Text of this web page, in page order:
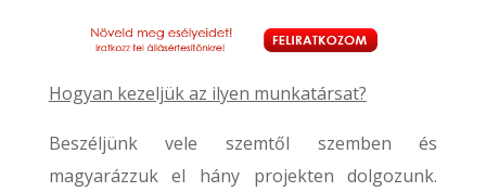
Hogyan kezeljük az ilyen munkatársat?
Beszéljünk vele szemtől szemben és
magyarázzuk el hány projekten dolgozunk.